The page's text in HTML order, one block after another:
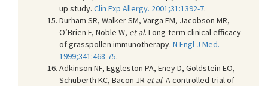
up study. Clin Exp Allergy. 2001;31:1392-7.
Durham SR, Walker SM, Varga EM, Jacobson MR,
O’Brien F, Noble W, et al. Long-term clinical efficacy
of grasspollen immunotherapy. N Engl J Med.
1999;341:468-75.
Adkinson NF, Eggleston PA, Eney D, Goldstein EO,
Schuberth KC, Bacon JR et al. A controlled trial of